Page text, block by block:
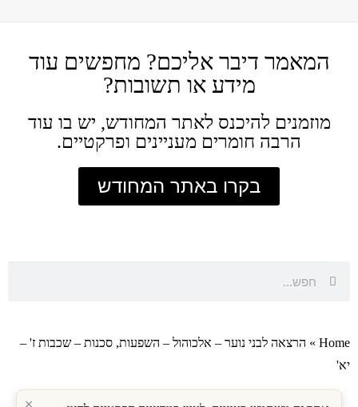
המאמר דיבר אליכם? מחפשים עוד
מידע או תשובות?
מוזמנים להיכנס לאתר המחודש, יש בו עוד
הרבה חומרים מעניינים ופרקטיים.
בקרו באתר המחודש
Home
» הרצאה לבני נוער – אלכוהול – השפעות, סכנות – שכבות ז' –
יא'